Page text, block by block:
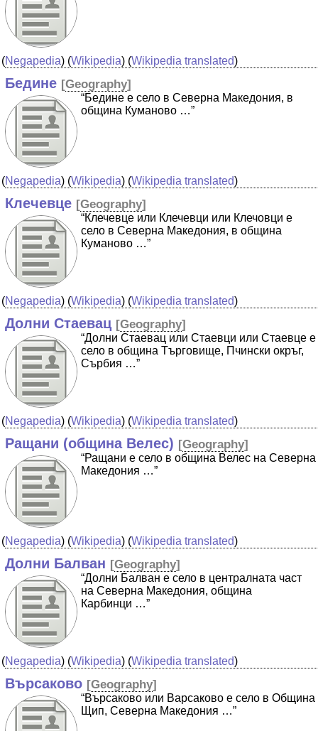
(Negapedia) (Wikipedia) (Wikipedia translated)
Бедине [Geography]
“Бедине е село в Северна Македония, в
община Куманово …”
(Negapedia) (Wikipedia) (Wikipedia translated)
Клечевце [Geography]
“Клечевце или Клечевци или Клечовци е
село в Северна Македония, в община
Куманово …”
(Negapedia) (Wikipedia) (Wikipedia translated)
Долни Стаевац [Geography]
“Долни Стаевац или Стаевци или Стаевце е
село в община Търговище, Пчински окръг,
Сърбия …”
(Negapedia) (Wikipedia) (Wikipedia translated)
Ращани (община Велес) [Geography]
“Ращани е село в община Велес на Северна
Македония …”
(Negapedia) (Wikipedia) (Wikipedia translated)
Долни Балван [Geography]
“Долни Балван е село в централната част
на Северна Македония, община
Карбинци …”
(Negapedia) (Wikipedia) (Wikipedia translated)
Върсаково [Geography]
“Върсаково или Варсаково е село в Община
Щип, Северна Македония …”